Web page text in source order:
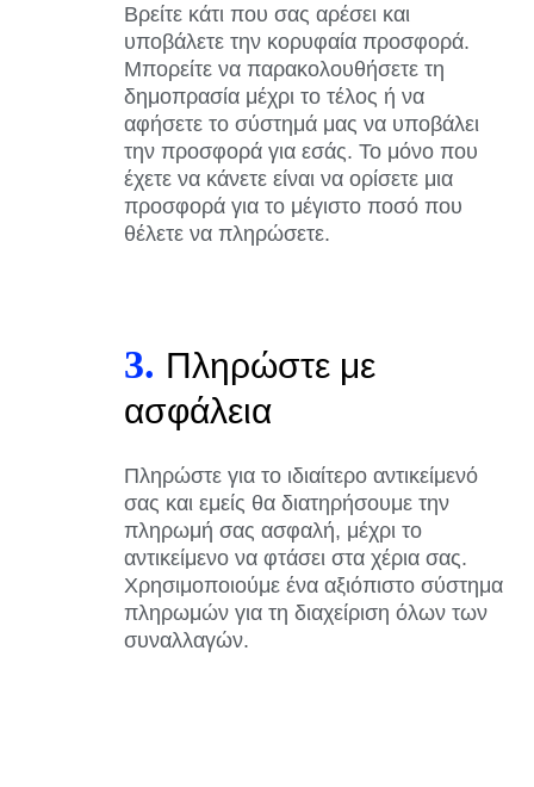
Βρείτε κάτι που σας αρέσει και
υποβάλετε την κορυφαία προσφορά.
Μπορείτε να παρακολουθήσετε τη
δημοπρασία μέχρι το τέλος ή να
αφήσετε το σύστημά μας να υποβάλει
την προσφορά για εσάς. Το μόνο που
έχετε να κάνετε είναι να ορίσετε μια
προσφορά για το μέγιστο ποσό που
θέλετε να πληρώσετε.
3. Πληρώστε με
ασφάλεια
Πληρώστε για το ιδιαίτερο αντικείμενό
σας και εμείς θα διατηρήσουμε την
πληρωμή σας ασφαλή, μέχρι το
αντικείμενο να φτάσει στα χέρια σας.
Χρησιμοποιούμε ένα αξιόπιστο σύστημα
πληρωμών για τη διαχείριση όλων των
συναλλαγών.